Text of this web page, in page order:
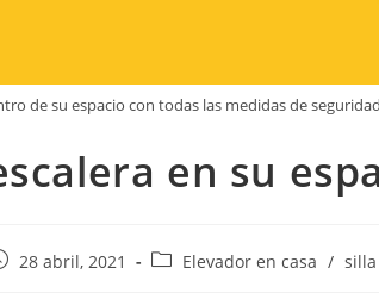
de su espacio con todas las medidas de
en su
28 abril, 2021 Elevador en casa / silla